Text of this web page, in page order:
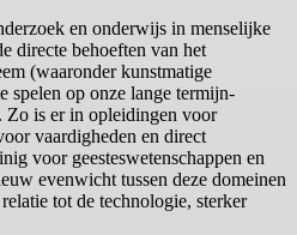
en onderwijs in menselijke
directe behoeften van het
(waaronder kunstmatige
spelen op onze lange termijn-
Zo is er in opleidingen voor
vaardigheden en direct
voor geesteswetenschappen en
evenwicht tussen deze domeinen
tot de technologie, sterker